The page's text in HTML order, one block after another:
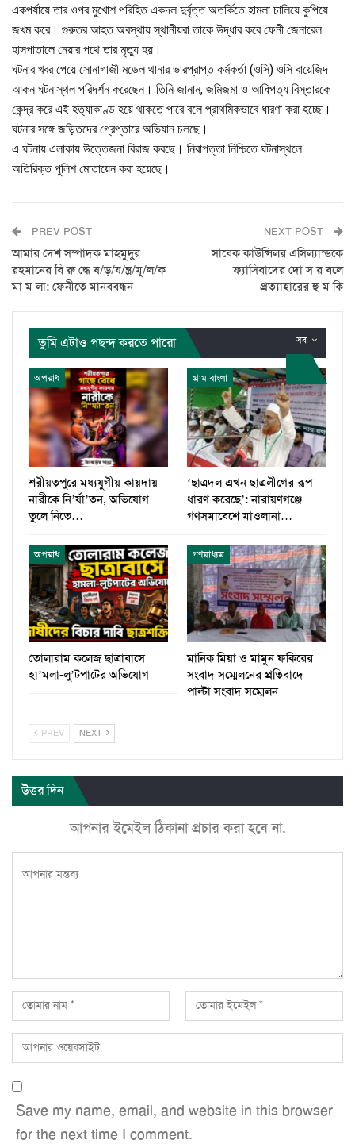
একপর্যায়ে তার ওপর মুখোশ পরিহিত একদল দুর্বৃত্ত অতর্কিতে হামলা চালিয়ে কুপিয়ে
জখম করে। গুরুতর আহত অবস্থায় স্থানীয়রা তাকে উদ্ধার করে ফেনী জেনারেল
হাসপাতালে নেয়ার পথে তার মৃত্যু হয়।
ঘটনার খবর পেয়ে সোনাগাজী মডেল থানার ভারপ্রাপ্ত কর্মকর্তা (ওসি) ওসি বায়েজিদ
আকন ঘটনাস্থল পরিদর্শন করেছেন। তিনি জানান, জমিজমা ও আধিপত্য বিস্তারকে
কেন্দ্র করে এই হত্যাকাণ্ড হয়ে থাকতে পারে বলে প্রাথমিকভাবে ধারণা করা হচ্ছে।
ঘটনার সঙ্গে জড়িতদের গ্রেপ্তারে অভিযান চলছে।
এ ঘটনায় এলাকায় উত্তেজনা বিরাজ করছে। নিরাপত্তা নিশ্চিতে ঘটনাস্থলে
অতিরিক্ত পুলিশ মোতায়েন করা হয়েছে।
PREV POST
আমার দেশ সম্পাদক মাহমুদুর
রহমানের বি রু দ্ধে ষ/ড়/য/ন্ত্র/মূ/ল/ক
মা ম লা: ফেনীতে মানববন্ধন
NEXT POST
সাবেক কাউন্সিলর এসিল্যান্ডকে
ফ্যাসিবাদের দো স র বলে
প্রত্যাহারের হু ম কি
সব
তুমি এটাও পছন্দ করতে পারো
অপরাধ
শরীয়তপুরে মধ্যযুগীয় কায়দায়
নারীকে নি’র্যা’তন, অভিযোগ
তুলে নিতে…
গ্রাম বাংলা
‘ছাত্রদল এখন ছাত্রলীগের রূপ
ধারণ করেছে’: নারায়ণগঞ্জে
গণসমাবেশে মাওলানা…
অপরাধ
তোলারাম কলেজ ছাত্রাবাসে
হা’মলা-লু’টপাটের অভিযোগ
গণমাধ্যম
মানিক মিয়া ও মামুন ফকিরের
সংবাদ সম্মেলনের প্রতিবাদে
পাল্টা সংবাদ সম্মেলন
PREV NEXT
উত্তর দিন
আপনার ইমেইল ঠিকানা প্রচার করা হবে না.
Save my name, email, and website in this browser
for the next time I comment.